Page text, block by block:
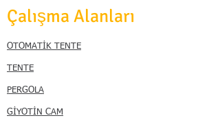
Çalışma Alanları
OTOMATİK TENTE
TENTE
PERGOLA
GİYOTİN CAM